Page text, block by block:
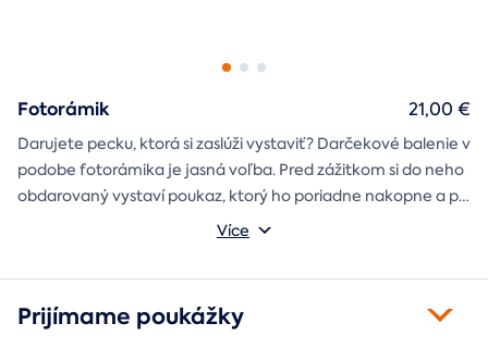
Fotorámik
Darujete pecku, ktorá si zaslúži vystaviť? Darčekové balenie v
podobe fotorámika je jasná voľba. Pred zážitkom si do neho
obdarovaný vystaví poukaz, ktorý ho poriadne nakopne a po
absolvovaní tam poputuje fotka zo zážitku, ktorá pri každom
Môžete vybrať z motívov balónový, tunelový a univerzálny
Více
21,00 €
Prijímame poukážky